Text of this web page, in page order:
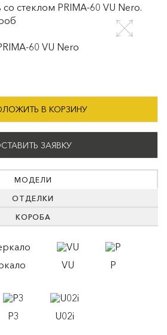
стеклом PRIMA-60 VU Nero.
В КОРЗИНУ
ЗАЯВКУ
МОДЕЛИ
ОТДЕЛКИ
КОРОБА
VU P
P3 U02i